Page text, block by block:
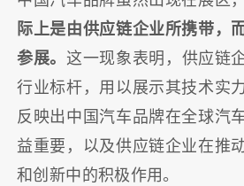
际上是由供应链企业所携带，
参展。 这一现象表明，供应链
行业标杆，用以展示其技术实
反映出中国汽车品牌在全球汽
益重要，以及供应链企业在推
和创新中的积极作用。